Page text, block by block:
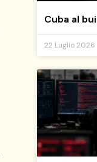
Cuba al
22 Luglio 2026